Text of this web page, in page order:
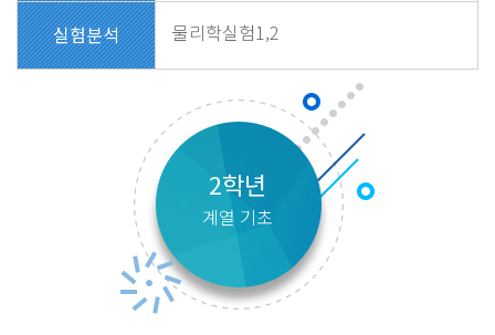
실험분석 물리학실험1,2
2학년
계열 기초